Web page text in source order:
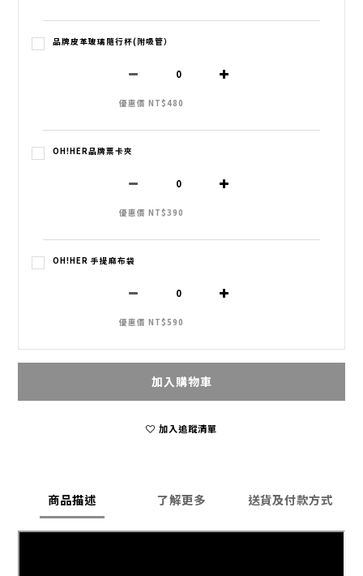
品牌皮革玻璃隨行杯(附吸管）
優惠價 NT$480
OH!HER品牌票卡夾
優惠價 NT$390
OH!HER 手提麻布袋
優惠價 NT$590
加入購物車
加入追蹤清單
商品描述 了解更多 送貨及付款方式